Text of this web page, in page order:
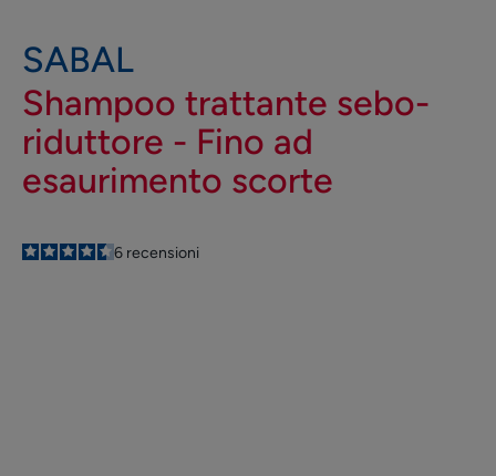
SABAL
Shampoo trattante sebo-
riduttore - Fino ad
esaurimento scorte
4.5
/
5
6 recensioni